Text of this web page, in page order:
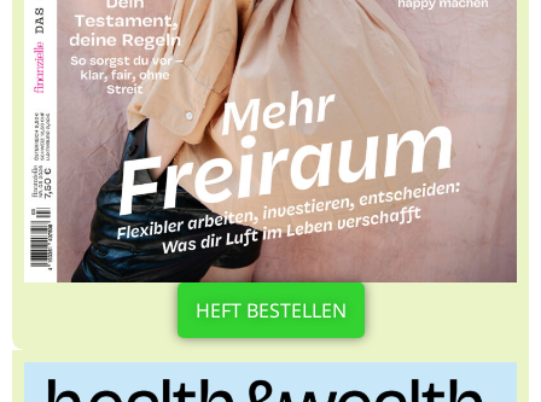
HEFT BESTELLEN